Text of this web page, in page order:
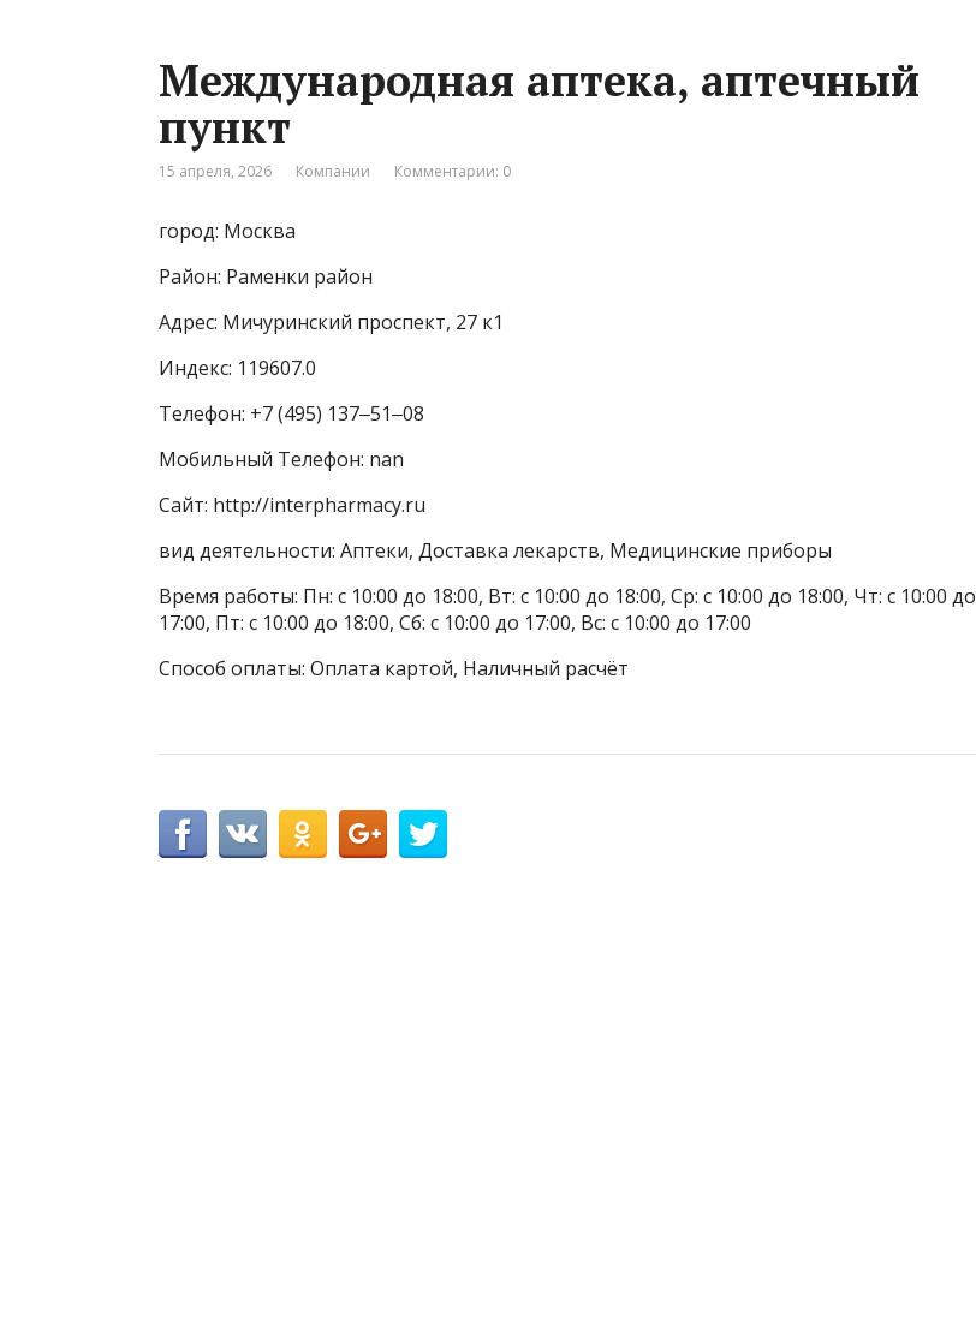
Международная аптека, аптечный
пункт
15 апреля, 2026 Компании Комментарии: 0
город: Москва
Район: Раменки район
Адрес: Мичуринский проспект, 27 к1
Индекс: 119607.0
Телефон: +7 (495) 137‒51‒08
Мобильный Телефон: nan
Сайт: http://interpharmacy.ru
вид деятельности: Аптеки, Доставка лекарств, Медицинские приборы
Время работы: Пн: с 10:00 до 18:00, Вт: с 10:00 до 18:00, Ср: с 10:00 до 18:00, Чт: с 10:00 до
17:00, Пт: с 10:00 до 18:00, Сб: с 10:00 до 17:00, Вс: с 10:00 до 17:00
Способ оплаты: Оплата картой, Наличный расчёт